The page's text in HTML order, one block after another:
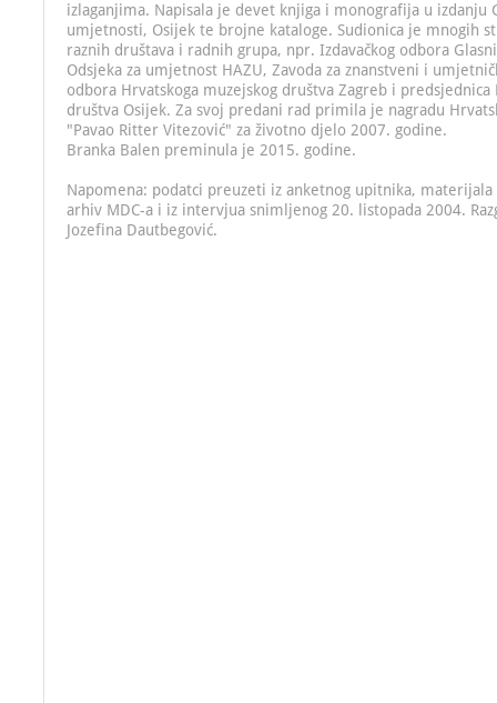
izlaganjima. Napisala je devet knjiga i monografija u izdanju
umjetnosti, Osijek te brojne kataloge. Sudionica je mnogih
raznih društava i radnih grupa, npr. Izdavačkog odbora
Odsjeka za umjetnost HAZU, Zavoda za znanstveni i
odbora Hrvatskoga muzejskog društva Zagreb i
društva Osijek. Za svoj predani rad primila je nagradu
"Pavao Ritter Vitezović" za životno djelo 2007. godine.
Branka Balen preminula je 2015. godine.
Napomena: podatci preuzeti iz anketnog upitnika, materijala
arhiv MDC-a i iz intervjua snimljenog 20. listopada 2004.
Jozefina Dautbegović.